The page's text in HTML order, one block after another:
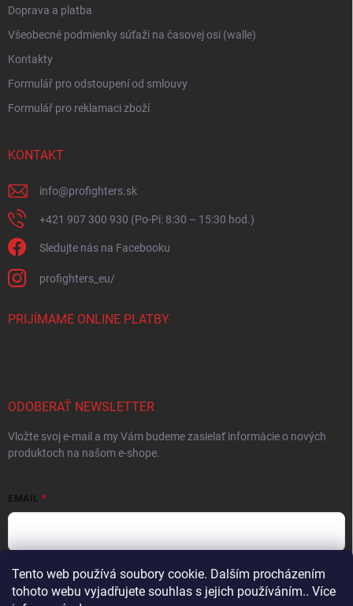
Tento web používá soubory cookie. Dalším procházením
tohoto webu vyjadřujete souhlas s jejich používáním.. Více
Doprava a platba
Všeobecné podmienky súťaži na časovej osi (walle)
Kontakty
Formulář pro odstoupení od smlouvy
Formulář pro reklamaci zboží
KONTAKT
info@profighters.sk
+421 907 300 930 (Po-Pi: 8:30 – 15:30 hod.)
Sledujte nás na Facebooku
profighters_eu/
PRIJÍMAME ONLINE PLATBY
ODOBERAŤ NEWSLETTER
Vložte svoj e-mail a my Vám budeme zasielať informácie o nových
produktoch na našom e-shope.
EMAIL
Vložením e-mailu súhlasíte spodmienkami ochrany osobných údajov
Prihlásiť sa